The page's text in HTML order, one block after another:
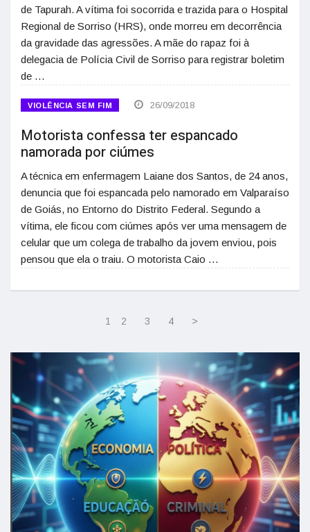
de Tapurah. A vítima foi socorrida e trazida para o Hospital
Regional de Sorriso (HRS), onde morreu em decorrência
da gravidade das agressões. A mãe do rapaz foi à
delegacia de Polícia Civil de Sorriso para registrar boletim
de …
VIOLÊNCIA SEM FIM 26/09/2018
Motorista confessa ter espancado
namorada por ciúmes
A técnica em enfermagem Laiane dos Santos, de 24 anos,
denuncia que foi espancada pelo namorado em Valparaíso
de Goiás, no Entorno do Distrito Federal. Segundo a
vítima, ele ficou com ciúmes após ver uma mensagem de
celular que um colega de trabalho da jovem enviou, pois
pensou que ela o traiu. O motorista Caio …
1 2 3 4 >